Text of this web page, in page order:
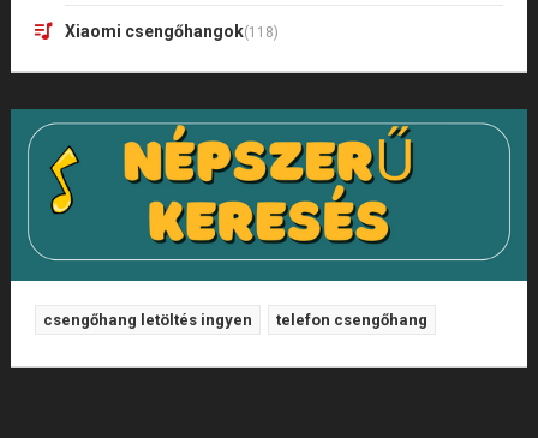
Xiaomi csengőhangok(118)
csengőhang letöltés ingyen telefon csengőhang